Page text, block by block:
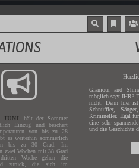
JUNI
hält der Sommer
Einzug und beschert
von bis zu 28
es weiterhin sommerlich
bis zu 30 Grad. Im
zwei Wochen mit 38 Grad
Woche gehen die
zurück, die sich im
Glamour and
möglich sagt IHR?
nicht. Denn hier
Schnüffler,
Krimineller. Egal
eine sehr
und die Geschichte